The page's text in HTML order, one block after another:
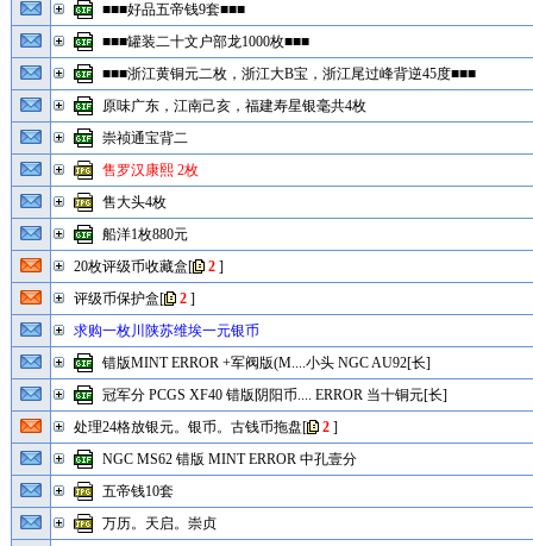
■■■好品五帝钱9套■■■
■■■罐装二十文户部龙1000枚■■■
■■■浙江黄铜元二枚，浙江大B宝，浙江尾过峰背逆45度■■■
原味广东，江南己亥，福建寿星银毫共4枚
崇祯通宝背二
售罗汉康熙 2枚
售大头4枚
船洋1枚880元
20枚评级币收藏盒[ 2]
评级币保护盒[ 2]
求购一枚川陕苏维埃一元银币
错版MINT ERROR +军阀版(M....小头 NGC AU92[长]
冠军分 PCGS XF40 错版阴阳币.... ERROR 当十铜元[长]
处理24格放银元。银币。古钱币拖盘[ 2]
NGC MS62 错版 MINT ERROR 中孔壹分
五帝钱10套
万历。天启。崇贞